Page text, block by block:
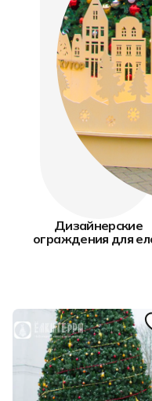
Дизайнерские
ограждения для